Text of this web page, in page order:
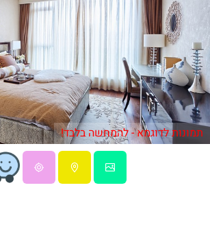
תמונות לדוגמא - להמחשה בלבד!